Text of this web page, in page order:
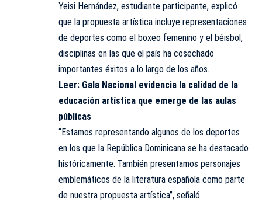
Yeisi Hernández, estudiante participante, explicó
que la propuesta artística incluye representaciones
de deportes como el boxeo femenino y el béisbol,
disciplinas en las que el país ha cosechado
importantes éxitos a lo largo de los años.
Leer: Gala Nacional evidencia la calidad de la
educación artística que emerge de las aulas
públicas
“Estamos representando algunos de los deportes
en los que la República Dominicana se ha destacado
históricamente. También presentamos personajes
emblemáticos de la literatura española como parte
de nuestra propuesta artística”, señaló.